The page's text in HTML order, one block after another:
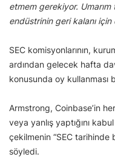
etmem gerekiyor. Umarım
endüstrinin geri kalanı
SEC komisyonlarının,
ardından gelecek hafta
konusunda oy kullanması
Armstrong, Coinbase’in
veya yanlış yaptığını
çekilmenin “SEC tarihinde
söyledi.